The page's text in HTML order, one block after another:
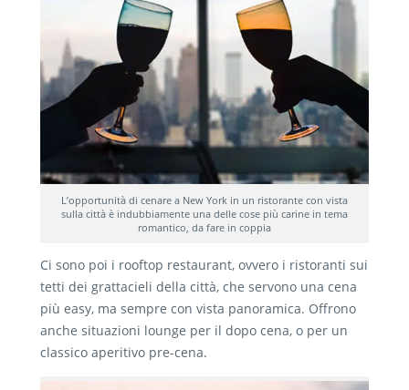
L’opportunità di cenare a New York in un ristorante con vista
sulla città è indubbiamente una delle cose più carine in tema
romantico, da fare in coppia
Ci sono poi i rooftop restaurant, ovvero i ristoranti sui
tetti dei grattacieli della città, che servono una cena
più easy, ma sempre con vista panoramica. Offrono
anche situazioni lounge per il dopo cena, o per un
classico aperitivo pre-cena.